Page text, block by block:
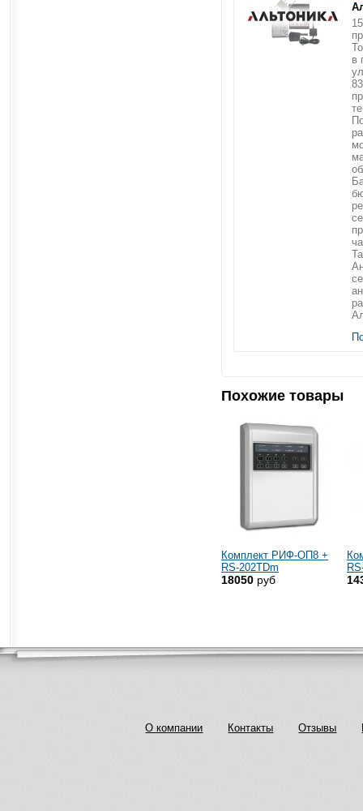
в
Похожие товары
Комплект РИФ-ОП8 +
RS-202TDm
18050 руб
О компании Контакты Отзывы